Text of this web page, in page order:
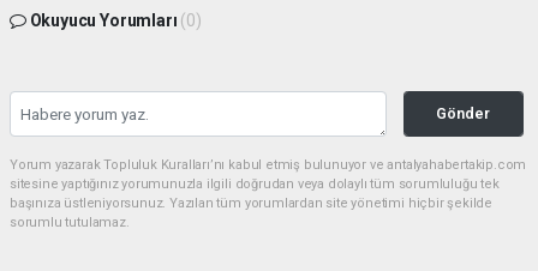
Okuyucu Yorumları (0)
Gönder
Yorum yazarak Topluluk Kuralları’nı kabul etmiş bulunuyor ve antalyahabertakip.com
sitesine yaptığınız yorumunuzla ilgili doğrudan veya dolaylı tüm sorumluluğu tek
başınıza üstleniyorsunuz. Yazılan tüm yorumlardan site yönetimi hiçbir şekilde
sorumlu tutulamaz.